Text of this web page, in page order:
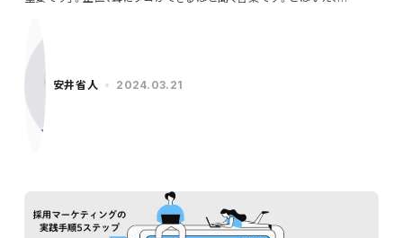
安井省人 2024.03.21